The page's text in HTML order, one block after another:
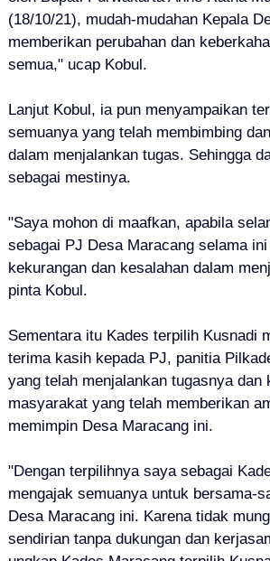
(18/10/21), mudah-mudahan Kepala
memberikan perubahan dan
semua," ucap Kobul.
Lanjut Kobul, ia pun menyampaikan
semuanya yang telah membimbing
dalam menjalankan tugas. Sehingga
sebagai mestinya.
"Saya mohon di maafkan, apabila
sebagai PJ Desa Maracang selama
kekurangan dan kesalahan dalam
pinta Kobul.
Sementara itu Kades terpilih Kusnadi
terima kasih kepada PJ, panitia
yang telah menjalankan tugasnya dan
masyarakat yang telah memberikan
memimpin Desa Maracang ini.
"Dengan terpilihnya saya sebagai
mengajak semuanya untuk bersama-
Desa Maracang ini. Karena tidak
sendirian tanpa dukungan dan